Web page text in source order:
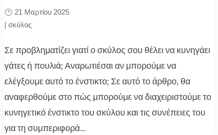
21 Μαρτίου 2025
| σκύλος
Σε προβληματίζει γιατί ο σκύλος σου θέλει να κυνηγάει
γάτες ή πουλιά; Αναρωτιέσαι αν μπορούμε να
ελέγξουμε αυτό το ένστικτο; Σε αυτό το άρθρο, θα
αναφερθούμε στο πώς μπορούμε να διαχειριστούμε το
κυνηγετικό ένστικτο του σκύλου και τις συνέπειες του
για τη συμπεριφορά...